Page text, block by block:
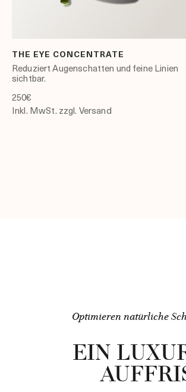
THE EYE CONCENTRATE
Reduziert Augenschatten und feine Linien
sichtbar.
250€
Inkl. MwSt. zzgl. Versand
Optimieren natürliche
EIN